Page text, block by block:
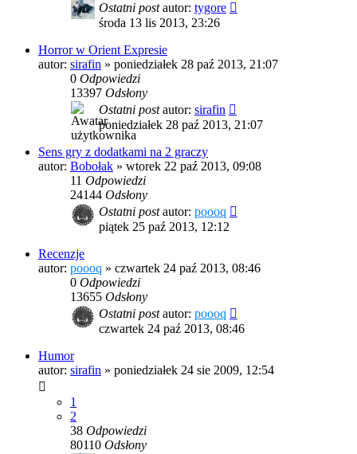
Ostatni postautor: tygore
środa 13 lis 2013, 23:26
Horror w Orient Expresie
autor: sirafin » poniedziałek 28 paź 2013, 21:07
0 Odpowiedzi
13397 Odsłony
Ostatni postautor: sirafin
poniedziałek 28 paź 2013, 21:07
Sens gry z dodatkami na 2 graczy
autor: Bobołak » wtorek 22 paź 2013, 09:08
11 Odpowiedzi
24144 Odsłony
Ostatni postautor: poooq
piątek 25 paź 2013, 12:12
Recenzje
autor: poooq » czwartek 24 paź 2013, 08:46
0 Odpowiedzi
13655 Odsłony
Ostatni postautor: poooq
czwartek 24 paź 2013, 08:46
Humor
autor: sirafin » poniedziałek 24 sie 2009, 12:54
1
2
38 Odpowiedzi
80110 Odsłony